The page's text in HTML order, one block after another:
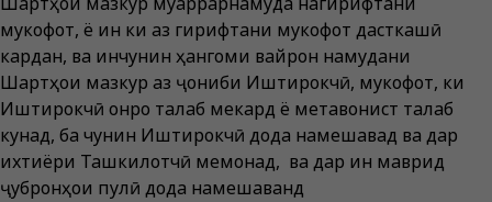
мукофот, ё ин ки аз гирифтани мукофот дасткашӣ
кардан, ва инчунин ҳангоми вайрон намудани
Шартҳои мазкур аз ҷониби Иштирокчӣ, мукофот, ки
Иштирокчӣ онро талаб мекард ё метавонист талаб
кунад, ба чунин Иштирокчӣ дода намешавад ва дар
ихтиёри Ташкилотчӣ мемонад, ва дар ин маврид
ҷубронҳои пулӣ дода намешаванд